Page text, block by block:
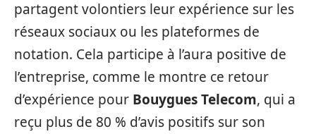
partagent volontiers leur expérience sur les
réseaux sociaux ou les plateformes de
notation. Cela participe à l’aura positive de
l’entreprise, comme le montre ce retour
d’expérience pour Bouygues Telecom, qui a
reçu plus de 80 % d’avis positifs sur son